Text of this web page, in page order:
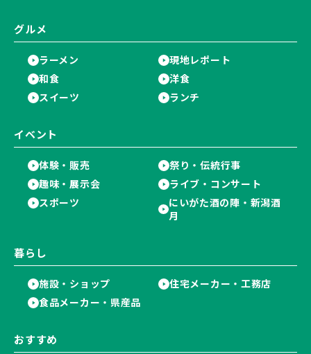
グルメ
ラーメン
現地レポート
和食
洋食
スイーツ
ランチ
イベント
体験・販売
祭り・伝統行事
趣味・展示会
ライブ・コンサート
スポーツ
にいがた酒の陣・新潟酒
月
暮らし
施設・ショップ
住宅メーカー・工務店
食品メーカー・県産品
おすすめ